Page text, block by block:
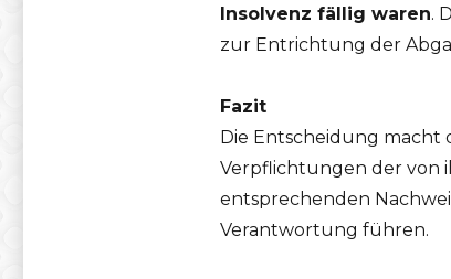
Insolvenz fällig waren.
zur Entrichtung der
Fazit
Die Entscheidung macht
Verpflichtungen der von
entsprechenden
Verantwortung führen.